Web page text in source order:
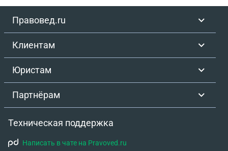
Правовед.ru
Клиентам
Юристам
Партнёрам
Техническая поддержка
Написать в чате на Pravoved.ru